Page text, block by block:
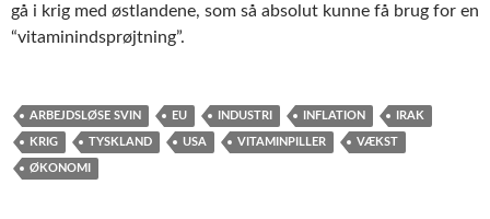
gå i krig med østlandene, som så absolut kunne få brug for en
“vitaminindsprøjtning”.
ARBEJDSLØSE SVIN EU INDUSTRI INFLATION IRAK
KRIG TYSKLAND USA VITAMINPILLER VÆKST
ØKONOMI